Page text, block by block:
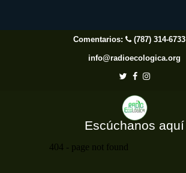
Comentarios: (787) 314-6733
info@radioecologica.org
Escúchanos aquí